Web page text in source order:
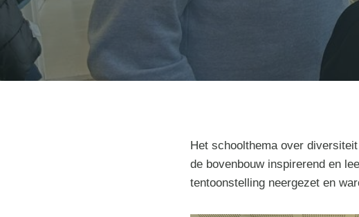
Het schoolthema over
de bovenbouw inspirerend en
tentoonstelling neergezet en